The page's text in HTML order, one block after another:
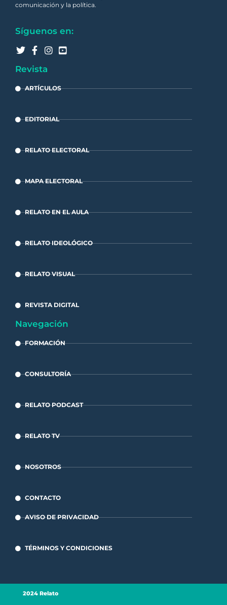
comunicación y la política.
Síguenos en:
Revista
ARTÍCULOS
EDITORIAL
RELATO ELECTORAL
MAPA ELECTORAL
RELATO EN EL AULA
RELATO IDEOLÓGICO
RELATO VISUAL
REVISTA DIGITAL
Navegación
FORMACIÓN
CONSULTORÍA
RELATO PODCAST
RELATO TV
NOSOTROS
CONTACTO
AVISO DE PRIVACIDAD
TÉRMINOS Y CONDICIONES
2024 Relato